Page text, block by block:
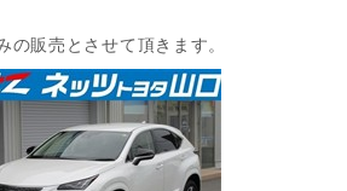
の販売とさせて頂きます。